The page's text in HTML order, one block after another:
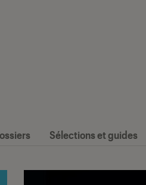
Sélections et guides